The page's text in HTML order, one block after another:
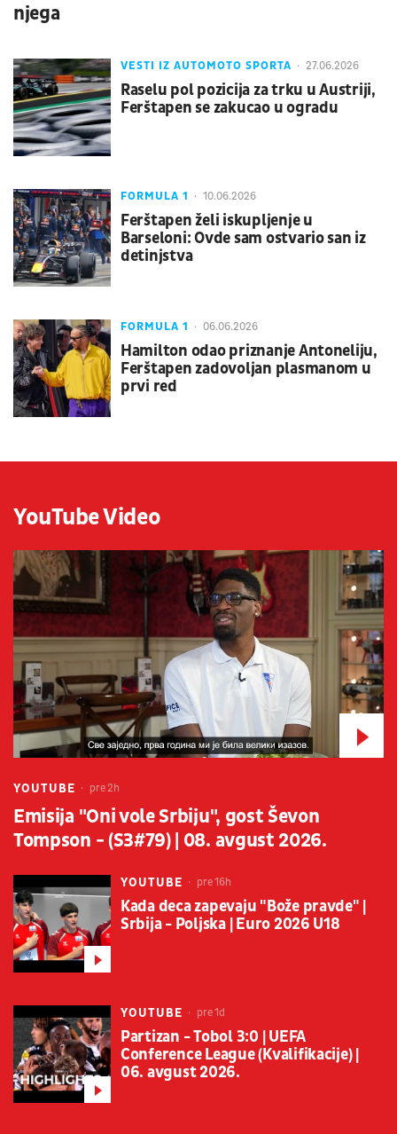
njega
VESTI IZ AUTOMOTO SPORTA 27.06.2026
Raselu pol pozicija za trku u Austriji,
Ferštapen se zakucao u ogradu
FORMULA 1 10.06.2026
Ferštapen želi iskupljenje u
Barseloni: Ovde sam ostvario san iz
detinjstva
FORMULA 1 06.06.2026
Hamilton odao priznanje Antoneliju,
Ferštapen zadovoljan plasmanom u
prvi red
YouTube Video
YOUTUBE pre 2h
Emisija "Oni vole Srbiju", gost Ševon
Tompson - (S3#79) | 08. avgust 2026.
YOUTUBE pre 16h
Kada deca zapevaju "Bože pravde" |
Srbija - Poljska | Euro 2026 U18
YOUTUBE pre 1d
Partizan - Tobol 3:0 | UEFA
Conference League (Kvalifikacije) |
06. avgust 2026.